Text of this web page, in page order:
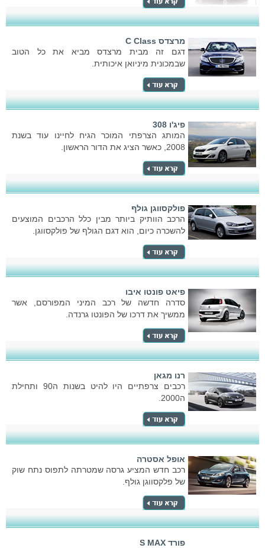
מרצדס C Class
דגם זה מבית מרצדס מביא את כל הטוב
שבמכונית מיניואן איכותית.
פיג'ו 308
המותג הצרפתי המוכר הגיח לחיינו עוד בשנת
2008, כאשר הציג את הדור הראשון.
פולקסווגן גולף
הרכב הוותיק ביותר מבין כלל הרכבים המוצעים
להשכרה כיום, הוא דגם הגולף של פולקסווגן.
פיאט פונטו איבו
סדרה חדשה של רכב המיני המפורסם, אשר
ממשיך את דרכו של הפונטו גרנדה.
רנו מגאן
רכבים צרפתיים היו להיט בשנות ה90 ותחילת
ה2000.
אופל אסטרה
רכב חדש המציע גרסה שמטרתה לתפוס נתח שוק
של פלקסווגן גולף.
פורד S MAX